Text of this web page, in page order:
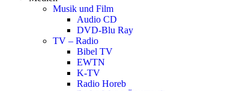
Musik und Film
Audio CD
DVD-Blu Ray
TV – Radio
Bibel TV
EWTN
K-TV
Radio Horeb